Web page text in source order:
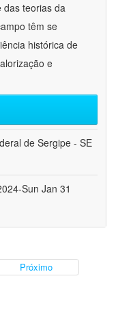
das teorias da
têm se
histórica de
e
de Sergipe - SE
Sun Jan 31
Próximo